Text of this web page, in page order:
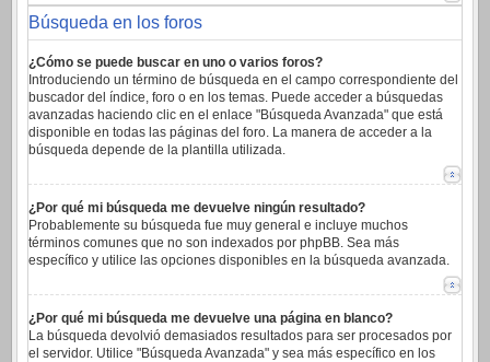
Búsqueda en los foros
¿Cómo se puede buscar en uno o varios foros?
Introduciendo un término de búsqueda en el campo correspondiente del
buscador del índice, foro o en los temas. Puede acceder a búsquedas
avanzadas haciendo clic en el enlace "Búsqueda Avanzada" que está
disponible en todas las páginas del foro. La manera de acceder a la
búsqueda depende de la plantilla utilizada.
¿Por qué mi búsqueda me devuelve ningún resultado?
Probablemente su búsqueda fue muy general e incluye muchos
términos comunes que no son indexados por phpBB. Sea más
específico y utilice las opciones disponibles en la búsqueda avanzada.
¿Por qué mi búsqueda me devuelve una página en blanco?
La búsqueda devolvió demasiados resultados para ser procesados por
el servidor. Utilice "Búsqueda Avanzada" y sea más específico en los